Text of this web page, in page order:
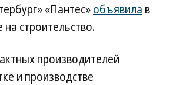
«Пантес»объявила в
строительство.
производителей
и производстве